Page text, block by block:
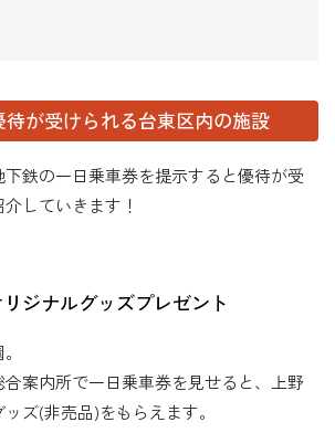
が受けられる台東区内の施設
鉄の一日乗車券を提示すると優待が受
していきます！
ジナルグッズプレゼント
合案内所で一日乗車券を見せると、上野
ズ(非売品)をもらえます。